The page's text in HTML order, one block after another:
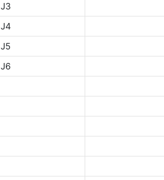
المحور J3
المحور J4
المحور J5
المحور J6